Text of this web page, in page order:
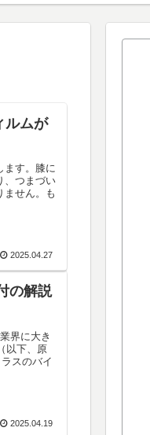
ルムが
ます。膝に
、つまづい
ません。も
2025.04.27
の解説
界に大き
以下、原
スのバイ
2025.04.19